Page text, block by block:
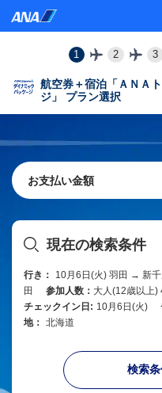
1 2 3
航空券＋宿泊「ＡＮＡ
ジ」 プラン選択
お支払い金額
現在の検索条件
行き： 10月6日(火) 羽田 → 新
田
参加人数： 大人(12歳以上)
チェックイン日: 10月6日(火)
地： 北海道
検索